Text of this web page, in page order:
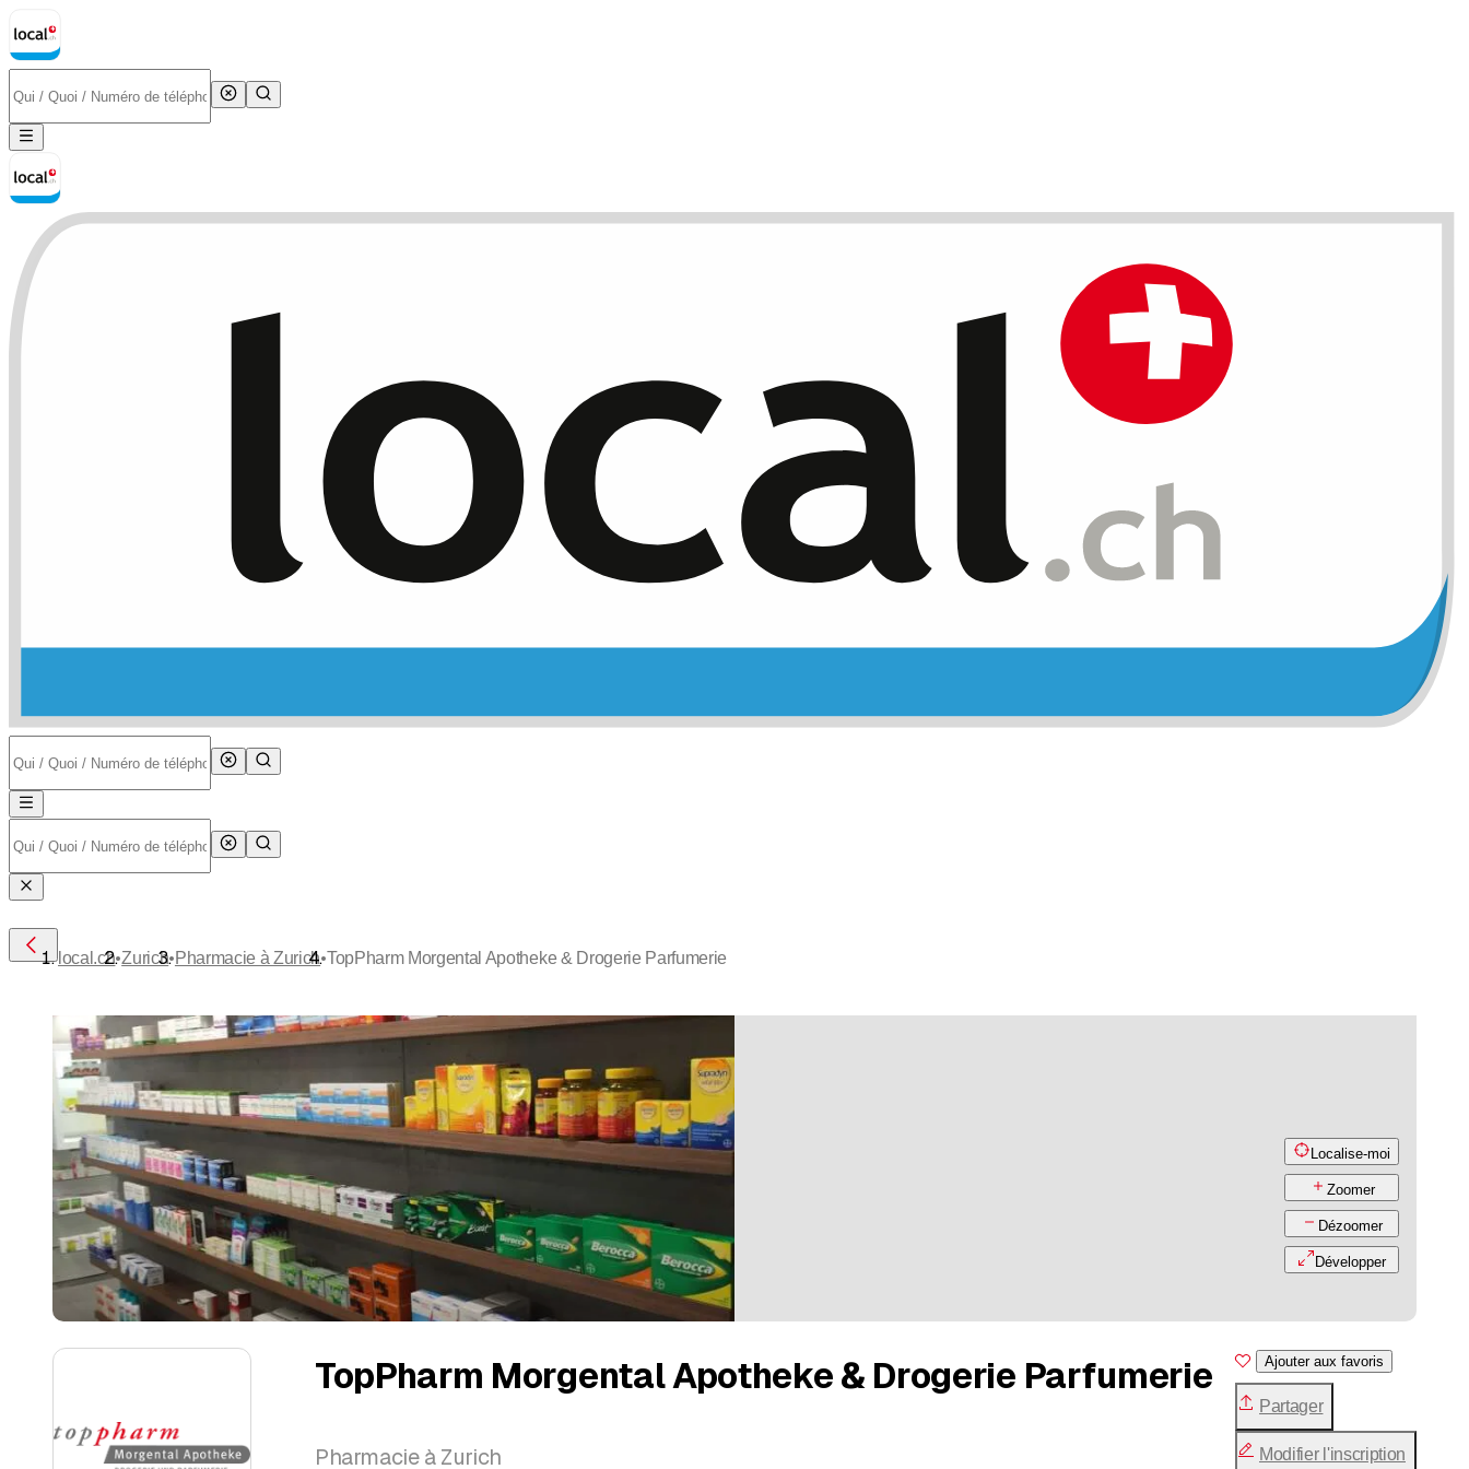
Localise-moi
Zoomer
Dézoomer
Développer
TopPharm Morgental Apotheke & Drogerie Parfumerie
Pharmacie à Zurich
Ajouter aux favoris
Partager
Modifier l'inscription
local.ch•Zurich•Pharmacie à Zurich•TopPharm Morgental Apotheke & Drogerie Parfumerie